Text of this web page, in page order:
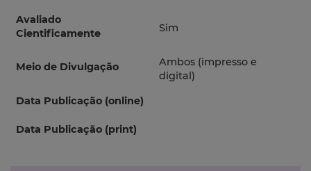
Avaliado
Cientificamente
Sim
Meio de Divulgação
Ambos (impresso e
digital)
Data Publicação (online)
Data Publicação (print)